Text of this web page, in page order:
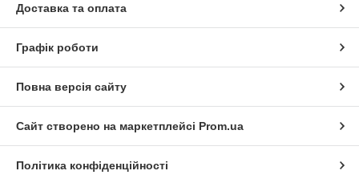
Доставка та оплата
Графік роботи
Повна версія сайту
Сайт створено на маркетплейсі Prom.ua
Політика конфіденційності